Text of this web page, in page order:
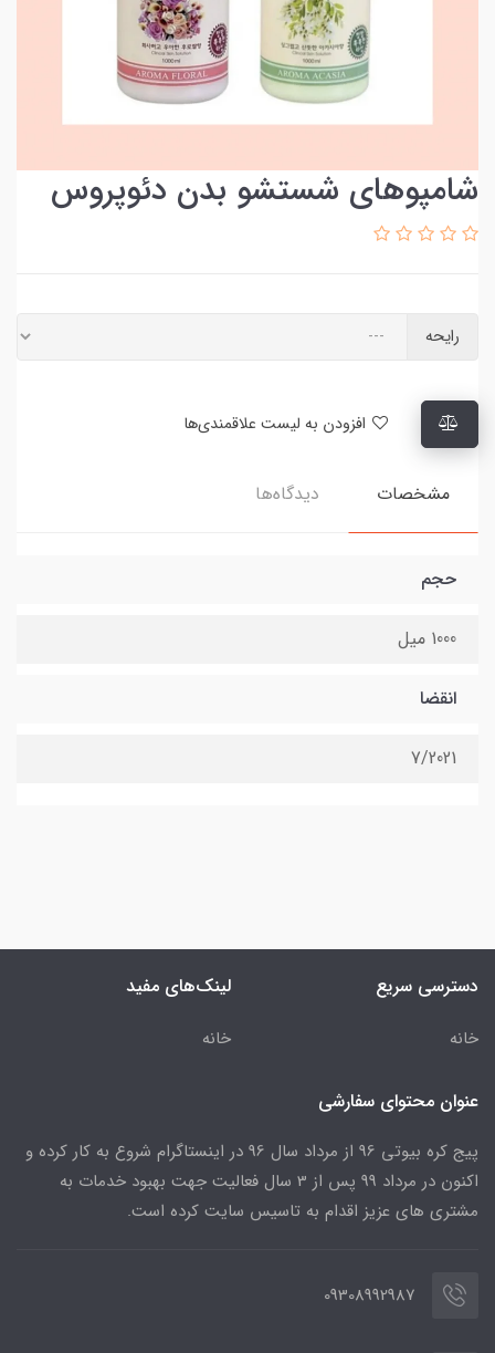
شامپوهای شستشو بدن دئوپروس
رایحه
مشخصات دیدگاه‌ها
حجم
1000 میل
انقضا
7/2021
دسترسی سریع
خانه
لینک‌های مفید
خانه
عنوان محتوای سفارشی
پیج کره بیوتی 96 از مرداد سال 96 در اینستاگرام شروع به کار کرده و
اکنون در مرداد 99 پس از 3 سال فعالیت جهت بهبود خدمات به
مشتری های عزیز اقدام به تاسیس سایت کرده است.
09308992987